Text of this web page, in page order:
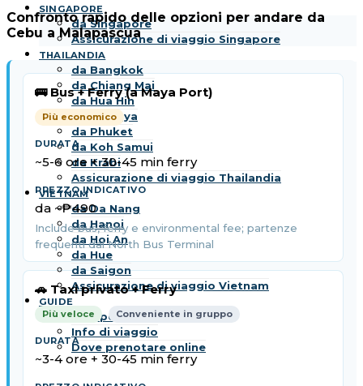
SINGAPORE
da Singapore
Assicurazione di viaggio Singapore
THAILANDIA
da Bangkok
da Chiang Mai
da Hua Hin
da Pattaya
da Phuket
da Koh Samui
da Krabi
Assicurazione di viaggio Thailandia
VIETNAM
da Da Nang
da Hanoi
da Hoi An
da Hue
da Saigon
Assicurazione di viaggio Vietnam
GUIDE
Aeroporti, stazioni e porti
Info di viaggio
Dove prenotare online
Confronto rapido delle opzioni per andare da
Cebu a Malapascua
🚌 Bus + Ferry (a Maya Port)
Più economico
~5-6 ore + 30-45 min ferry
da ~₱490
Include bus, ferry e environmental fee; partenze
frequenti dal North Bus Terminal
🚗 Taxi privato + Ferry
Più veloce Conveniente in gruppo
~3-4 ore + 30-45 min ferry